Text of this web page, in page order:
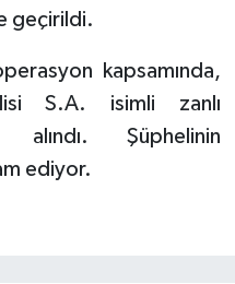
geçirildi.
kapsamında,
S.A. isimli zanlı
alındı. Şüphelinin
ediyor.